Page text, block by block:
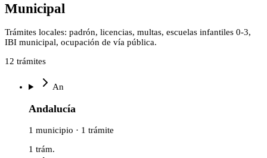
Municipal
Trámites locales: padrón, licencias, multas, escuelas infantiles 0-3,
IBI municipal, ocupación de vía pública.
12 trámites
An
Andalucía
1 municipio · 1 trámite
1 trám.